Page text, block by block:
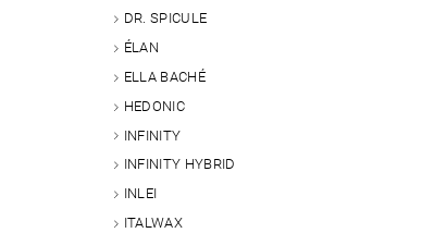
DR. SPICULE
ÉLAN
ELLA BACHÉ
HEDONIC
INFINITY
INFINITY HYBRID
INLEI
ITALWAX